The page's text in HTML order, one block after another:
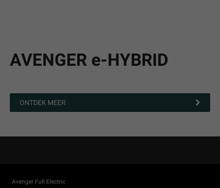
AVENGER e-HYBRID
ONTDEK MEER
Avenger Full Electric